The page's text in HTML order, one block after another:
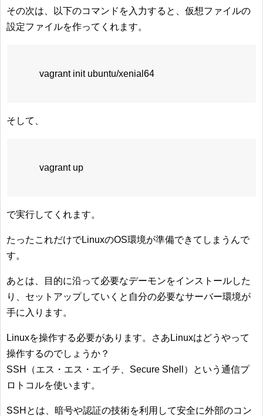
その次は、以下のコマンドを入力すると、仮想ファイルの
設定ファイルを作ってくれます。
vagrant init ubuntu/xenial64
そして、
vagrant up
で実行してくれます。
たったこれだけでLinuxのOS環境が準備できてしまうんで
す。
あとは、目的に沿って必要なデーモンをインストールした
り、セットアップしていくと自分の必要なサーバー環境が
手に入ります。
Linuxを操作する必要があります。さあLinuxはどうやって
操作するのでしょうか？
SSH（エス・エス・エイチ、Secure Shell）という通信プ
ロトコルを使います。
SSHとは、暗号や認証の技術を利用して安全に外部のコン